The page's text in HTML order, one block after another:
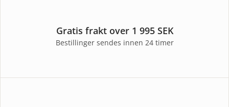
Gratis frakt over 1 995 SEK
Bestillinger sendes innen 24 timer